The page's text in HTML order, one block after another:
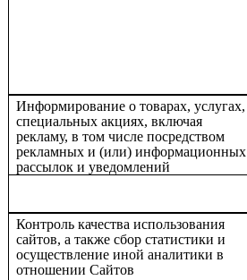
Информирование о товарах, услугах,
специальных акциях, включая
рекламу, в том числе посредством
рекламных и (или) информационных
рассылок и уведомлений
Контроль качества использования
сайтов, а также сбор статистики и
осуществление иной аналитики в
отношении Сайтов